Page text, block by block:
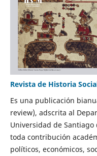
Revista de Historia
Es una publicación
review), adscrita al
Universidad de Santiago
toda contribución
políticos, económicos,